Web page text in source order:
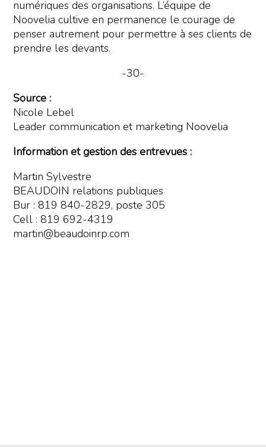
numériques des organisations. L’équipe de
Noovelia cultive en permanence le courage de
penser autrement pour permettre à ses clients de
prendre les devants.
-30-
Source :
Nicole Lebel
Leader communication et marketing Noovelia
Information et gestion des entrevues :
Martin Sylvestre
BEAUDOIN relations publiques
Bur : 819 840-2829, poste 305
Cell : 819 692-4319
martin@beaudoinrp.com